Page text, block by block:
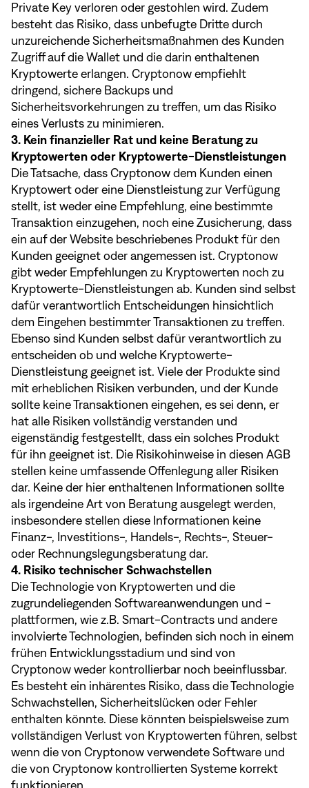
Private Key verloren oder gestohlen wird. Zudem
besteht das Risiko, dass unbefugte Dritte durch
unzureichende Sicherheitsmaßnahmen des Kunden
Zugriff auf die Wallet und die darin enthaltenen
Kryptowerte erlangen. Cryptonow empfiehlt
dringend, sichere Backups und
Sicherheitsvorkehrungen zu treffen, um das Risiko
eines Verlusts zu minimieren.
3. Kein finanzieller Rat und keine Beratung zu
Kryptowerten oder Kryptowerte-Dienstleistungen
Die Tatsache, dass Cryptonow dem Kunden einen
Kryptowert oder eine Dienstleistung zur Verfügung
stellt, ist weder eine Empfehlung, eine bestimmte
Transaktion einzugehen, noch eine Zusicherung, dass
ein auf der Website beschriebenes Produkt für den
Kunden geeignet oder angemessen ist. Cryptonow
gibt weder Empfehlungen zu Kryptowerten noch zu
Kryptowerte-Dienstleistungen ab. Kunden sind selbst
dafür verantwortlich Entscheidungen hinsichtlich
dem Eingehen bestimmter Transaktionen zu treffen.
Ebenso sind Kunden selbst dafür verantwortlich zu
entscheiden ob und welche Kryptowerte-
Dienstleistung geeignet ist. Viele der Produkte sind
mit erheblichen Risiken verbunden, und der Kunde
sollte keine Transaktionen eingehen, es sei denn, er
hat alle Risiken vollständig verstanden und
eigenständig festgestellt, dass ein solches Produkt
für ihn geeignet ist. Die Risikohinweise in diesen AGB
stellen keine umfassende Offenlegung aller Risiken
dar. Keine der hier enthaltenen Informationen sollte
als irgendeine Art von Beratung ausgelegt werden,
insbesondere stellen diese Informationen keine
Finanz-, Investitions-, Handels-, Rechts-, Steuer-
oder Rechnungslegungsberatung dar.
4. Risiko technischer Schwachstellen
Die Technologie von Kryptowerten und die
zugrundeliegenden Softwareanwendungen und -
plattformen, wie z.B. Smart-Contracts und andere
involvierte Technologien, befinden sich noch in einem
frühen Entwicklungsstadium und sind von
Cryptonow weder kontrollierbar noch beeinflussbar.
Es besteht ein inhärentes Risiko, dass die Technologie
Schwachstellen, Sicherheitslücken oder Fehler
enthalten könnte. Diese könnten beispielsweise zum
vollständigen Verlust von Kryptowerten führen, selbst
wenn die von Cryptonow verwendete Software und
die von Cryptonow kontrollierten Systeme korrekt
funktionieren.